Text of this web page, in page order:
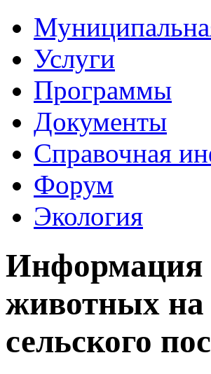
Услуги
Программы
Документы
Справочная
Форум
Экология
Информация
животных на
сельского